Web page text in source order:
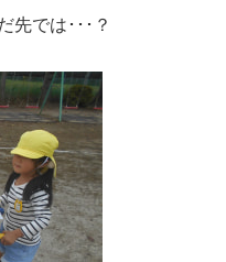
先では･･･？